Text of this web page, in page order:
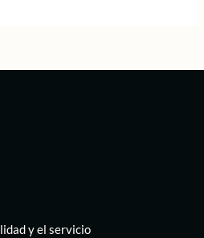
y el servicio